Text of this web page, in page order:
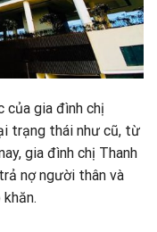
của gia đình chị
trạng thái như cũ, từ
gia đình chị Thanh
nợ người thân và